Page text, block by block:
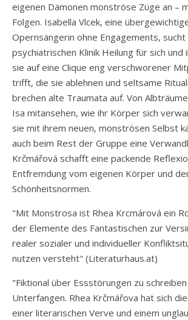
eigenen Dämonen monströse Züge an –
Folgen. Isabella Vlcek, eine
Opernsängerin ohne Engagements, sucht
psychiatrischen Klinik Heilung für sich und
sie auf eine Clique eng verschworener
trifft, die sie ablehnen und seltsame
brechen alte Traumata auf. Von
Isa mitansehen, wie ihr Körper sich
sie mit ihrem neuen, monströsen Selbst
auch beim Rest der Gruppe eine
Krčmářová schafft eine packende
Entfremdung vom eigenen Körper und
Schönheitsnormen.
"Mit Monstrosa ist Rhea Krcmárová ein
der Elemente des Fantastischen zur
realer sozialer und individueller
nutzen versteht" (Literaturhaus.at)
"Fiktional über Essstörungen zu
Unterfangen. Rhea Krčmářova hat sich
einer literarischen Verve und einem